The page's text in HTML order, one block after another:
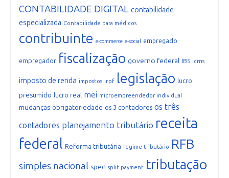
CONTABILIDADE DIGITAL contabilidade
especializada Contabilidade para médicos
contribuinte e-commerce e-social empregado
empregador fiscalização governo federal IBS icms
imposto de renda impostos irpf legislação lucro
presumido lucro real mei microempreendedor individual
mudanças obrigatoriedade os 3 contadores os três
contadores planejamento tributário receita
federal Reforma tributária regime tributário RFB
simples nacional sped split payment tributação